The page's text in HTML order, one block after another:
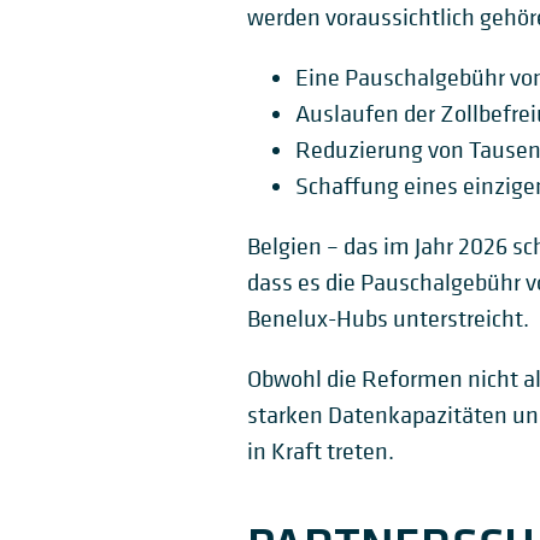
werden voraussichtlich
Eine Pauschalgebühr
Auslaufen der
Reduzierung von
Schaffung eines
Belgien – das im Jahr 2026
dass es die
Benelux-Hubs unterstreicht.
Obwohl die Reformen nicht
starken Datenkapazitäten
in Kraft treten.